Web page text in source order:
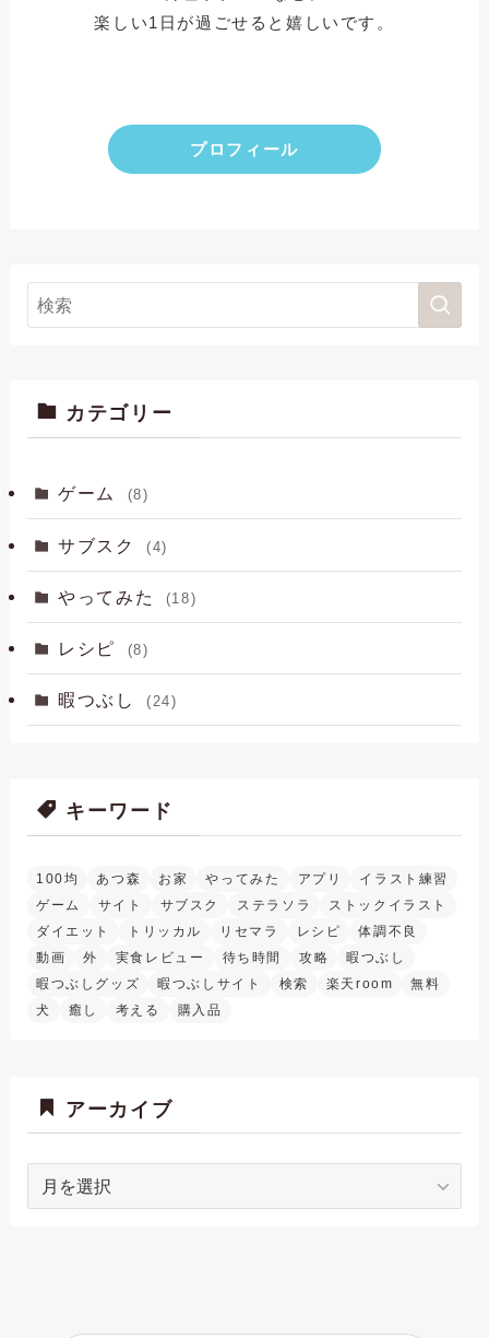
楽しい1日が過ごせると嬉しいです。
プロフィール
カテゴリー
ゲーム (8)
サブスク (4)
やってみた (18)
レシピ (8)
暇つぶし (24)
キーワード
100均 あつ森 お家 やってみた アプリ
イラスト練習
ゲーム
サイト サブスク ステラソラ
ストックイラスト
ダイエット
トリッカル リセマラ レシピ
体調不良
動画
外 実食レビュー 待ち時間 攻略
暇つぶし
暇つぶしグッズ
暇つぶしサイト 検索 楽天room
無料
犬
癒し 考える 購入品
アーカイブ